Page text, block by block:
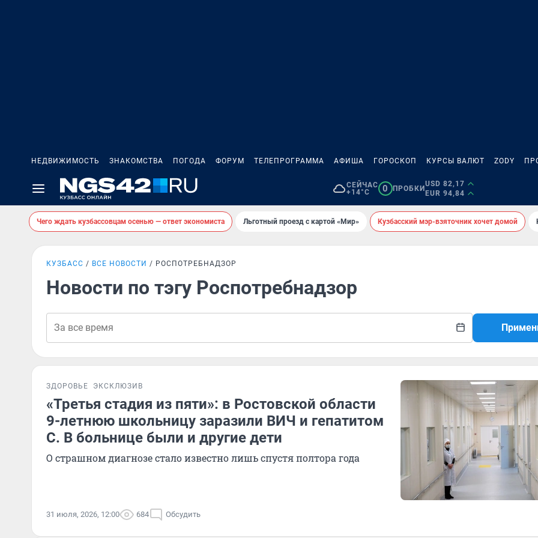
НЕДВИЖИМОСТЬ ЗНАКОМСТВА ПОГОДА ФОРУМ ТЕЛЕПРОГРАММА АФИША ГОРОСКОП КУРСЫ ВАЛЮТ ZODY
СЕЙЧАС
+14°C
0 ПРОБКИ
USD 82,17
EUR 94,84
Чего ждать кузбассовцам осенью — ответ экономиста Льготный проезд с картой «Мир» Кузбасский мэр-взяточник хочет домой
КУЗБАСС ВСЕ НОВОСТИ РОСПОТРЕБНАДЗОР
Новости по тэгу Роспотребнадзор
ЗДОРОВЬЕ ЭКСКЛЮЗИВ
«Третья стадия из пяти»: в Ростовской области
9-летнюю школьницу заразили ВИЧ и гепатитом
С. В больнице были и другие дети
О страшном диагнозе стало известно лишь спустя полтора года
31 июля, 2026, 12:00 684 Обсудить